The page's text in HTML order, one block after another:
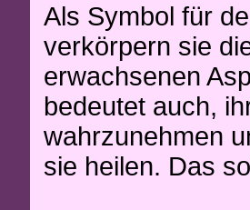
Als Symbol für
verkörpern sie
erwachsenen
bedeutet auch,
wahrzunehmen
sie heilen. Das